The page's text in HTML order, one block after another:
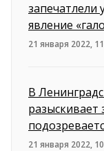
запечатлели
явление
21 января 2022,
В
21 января 2022,